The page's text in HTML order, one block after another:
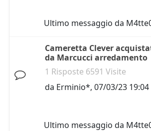
Ultimo messaggio da
Cameretta Clever
da Marcucci arredamento
1 Risposte 6591 Visite
da Erminio*, 07/03/23 19:04
Ultimo messaggio da